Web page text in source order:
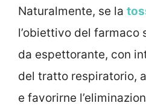
Naturalmente, se la
l’obiettivo del farmaco
da espettorante, con
del tratto respiratorio,
e favorirne